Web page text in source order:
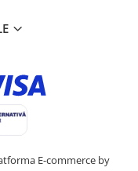
E-commerce by